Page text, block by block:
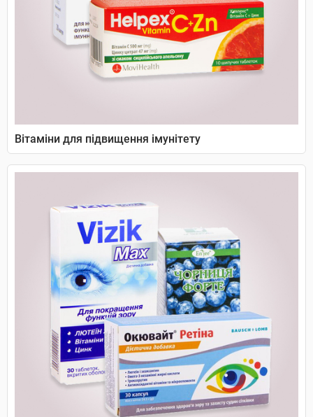
Вітаміни для підвищення імунітету